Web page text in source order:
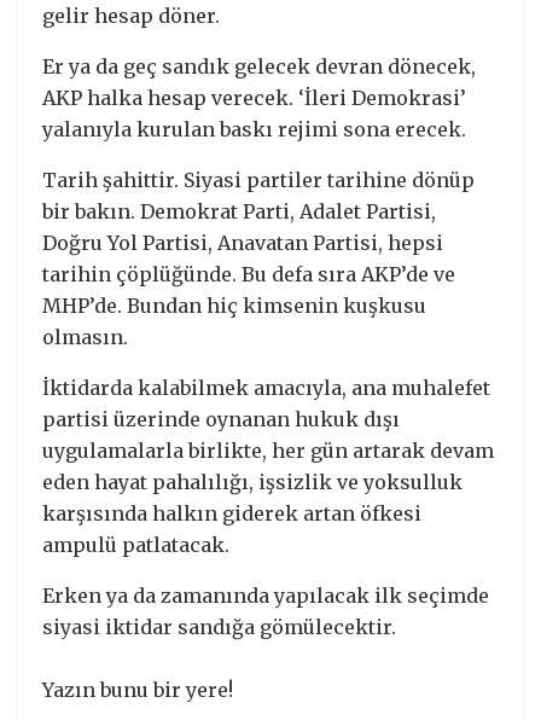
gelir hesap döner.
Er ya da geç sandık gelecek devran dönecek,
AKP halka hesap verecek. ‘İleri Demokrasi’
yalanıyla kurulan baskı rejimi sona erecek.
Tarih şahittir. Siyasi partiler tarihine dönüp
bir bakın. Demokrat Parti, Adalet Partisi,
Doğru Yol Partisi, Anavatan Partisi, hepsi
tarihin çöplüğünde. Bu defa sıra AKP’de ve
MHP’de. Bundan hiç kimsenin kuşkusu
olmasın.
İktidarda kalabilmek amacıyla, ana muhalefet
partisi üzerinde oynanan hukuk dışı
uygulamalarla birlikte, her gün artarak devam
eden hayat pahalılığı, işsizlik ve yoksulluk
karşısında halkın giderek artan öfkesi
ampulü patlatacak.
Erken ya da zamanında yapılacak ilk seçimde
siyasi iktidar sandığa gömülecektir.
Yazın bunu bir yere!